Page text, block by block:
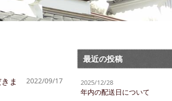
2022/09/17
ま
最近の投稿
2025/12/28
年内の配送日について